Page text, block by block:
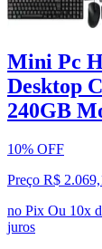
Mini Pc
Desktop
240GB
10% OFF
Preço R$
no Pix Ou 10x
juros